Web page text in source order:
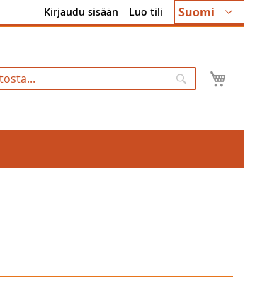
Kieli
Suomi
Kirjaudu sisään Luo tili
Hae